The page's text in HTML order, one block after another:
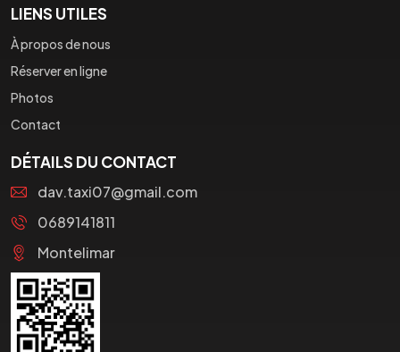
LIENS UTILES
À propos de nous
Réserver en ligne
Photos
Contact
DÉTAILS DU CONTACT
dav.taxi07@gmail.com
0689141811
Montelimar